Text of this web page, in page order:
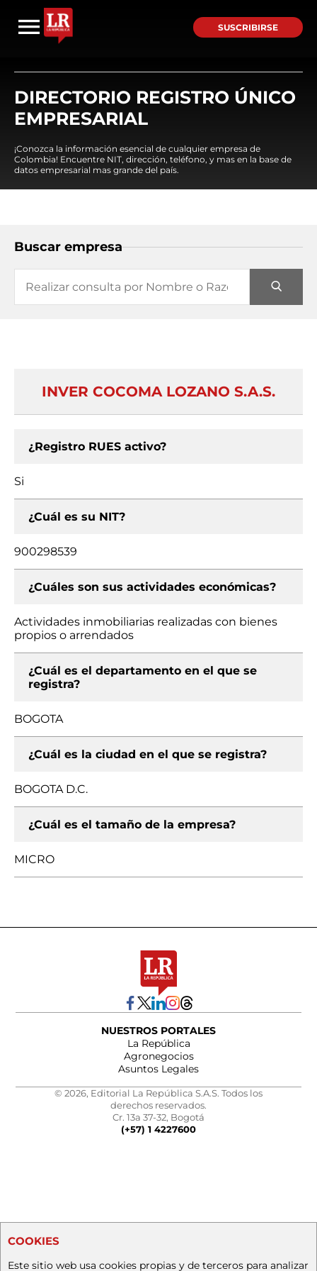
SUSCRIBIRSE
DIRECTORIO REGISTRO ÚNICO
EMPRESARIAL
¡Conozca la información esencial de cualquier empresa de
Colombia! Encuentre NIT, dirección, teléfono, y mas en la base de
datos empresarial mas grande del país.
Buscar empresa
INVER COCOMA LOZANO S.A.S.
¿Registro RUES activo?
Si
¿Cuál es su NIT?
900298539
¿Cuáles son sus actividades económicas?
Actividades inmobiliarias realizadas con bienes
propios o arrendados
¿Cuál es el departamento en el que se
registra?
BOGOTA
¿Cuál es la ciudad en el que se registra?
BOGOTA D.C.
¿Cuál es el tamaño de la empresa?
MICRO
NUESTROS PORTALES
La República
Agronegocios
Asuntos Legales
© 2026, Editorial La República S.A.S. Todos los
derechos reservados.
Cr. 13a 37-32, Bogotá
(+57) 1 4227600
COOKIES
Este sitio web usa cookies propias y de terceros para analizar